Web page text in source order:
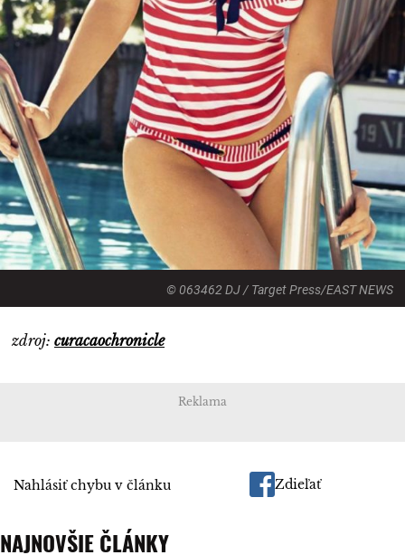
© 063462 DJ / Target Press/EAST NEWS
zdroj: curacaochronicle
Reklama
Nahlásiť chybu v článku Zdieľať
NAJNOVŠIE ČLÁNKY